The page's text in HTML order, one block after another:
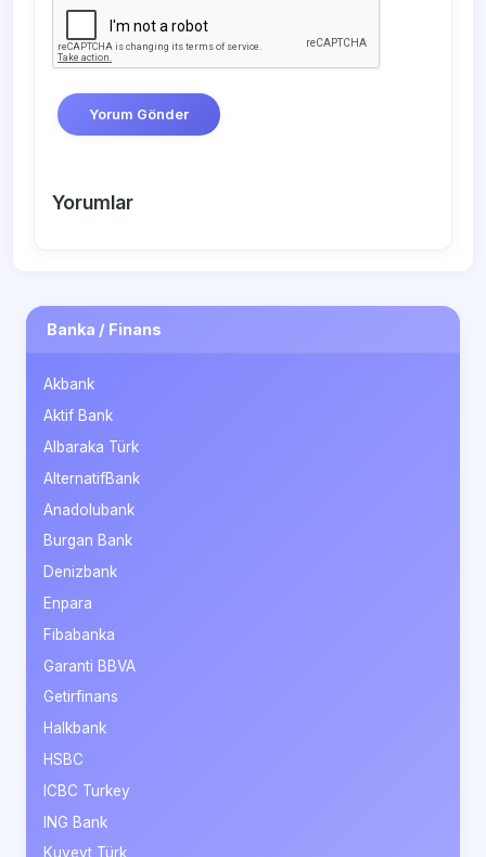
Yorum Gönder
Yorumlar
Banka / Finans
Akbank
Aktif Bank
Albaraka Türk
AlternatifBank
Anadolubank
Burgan Bank
Denizbank
Enpara
Fibabanka
Garanti BBVA
Getirfinans
Halkbank
HSBC
ICBC Turkey
ING Bank
Kuveyt Türk